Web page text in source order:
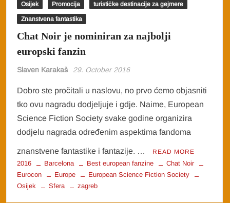
Osijek Promocija turističke destinacije za gejmere
Znanstvena fantastika
Chat Noir je nominiran za najbolji
europski fanzin
Slaven Karakaš 29. October 2016
Dobro ste pročitali u naslovu, no prvo ćemo objasniti
tko ovu nagradu dodjeljuje i gdje. Naime, European
Science Fiction Society svake godine organizira
dodjelu nagrada određenim aspektima fandoma
znanstvene fantastike i fantazije. … READ MORE
2016 Barcelona Best european fanzine
Chat Noir
Eurocon
Europe
European Science Fiction Society
Osijek
Sfera zagreb